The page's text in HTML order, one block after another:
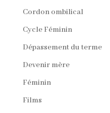
Cordon ombilical
Cycle Féminin
Dépassement du terme
Devenir mère
Féminin
Films